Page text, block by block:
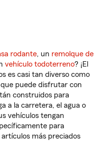
rodante, un remolque de
vehículo todoterreno? ¡El
es casi tan diverso como
puede disfrutar con
construidos para
a la carretera, el agua o
vehículos tengan
para
más preciados